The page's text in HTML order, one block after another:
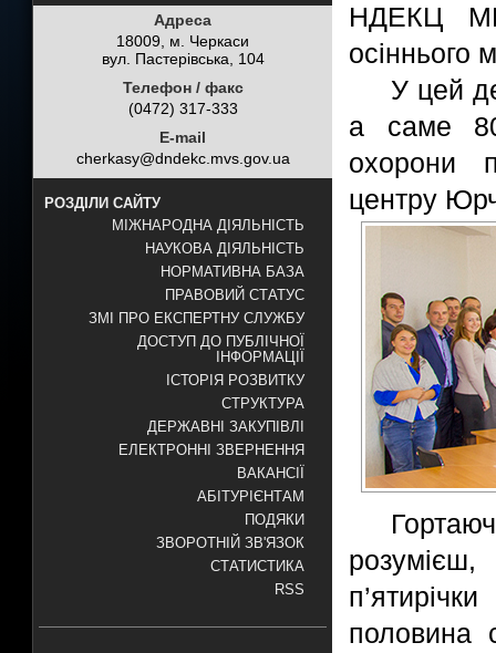
Адреса
18009, м. Черкаси
вул. Пастерівська, 104
Телефон / факс
(0472) 317-333
E-mail
cherkasy@dndekc.mvs.gov.ua
РОЗДІЛИ САЙТУ
МІЖНАРОДНА ДІЯЛЬНІСТЬ
НАУКОВА ДІЯЛЬНІСТЬ
НОРМАТИВНА БАЗА
ПРАВОВИЙ СТАТУС
ЗМІ ПРО ЕКСПЕРТНУ СЛУЖБУ
ДОСТУП ДО ПУБЛІЧНОЇ
ІНФОРМАЦІЇ
ІСТОРІЯ РОЗВИТКУ
СТРУКТУРА
ДЕРЖАВНІ ЗАКУПІВЛІ
ЕЛЕКТРОННІ ЗВЕРНЕННЯ
ВАКАНСІЇ
АБІТУРІЄНТАМ
ПОДЯКИ
ЗВОРОТНІЙ ЗВ'ЯЗОК
СТАТИСТИКА
RSS
НДЕКЦ
осіннього
У цей
а саме
охорони
центру
половина